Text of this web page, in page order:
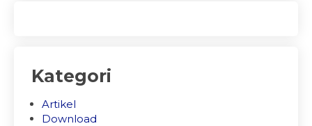
Kategori
Artikel
Download